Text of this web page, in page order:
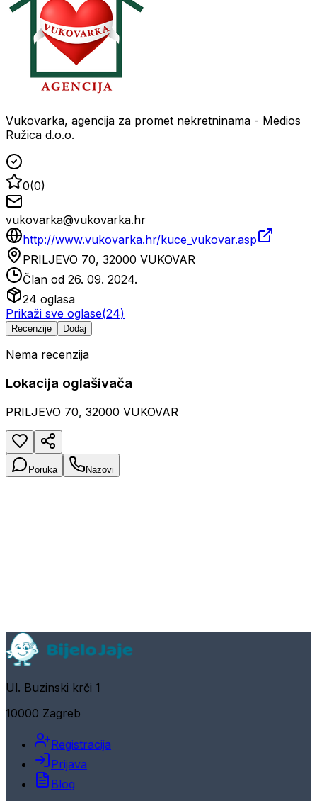
Vukovarka, agencija za promet nekretninama - Medios
Ružica d.o.o.
0(0)
vukovarka@vukovarka.hr
http://www.vukovarka.hr/kuce_vukovar.asp
PRILJEVO 70, 32000 VUKOVAR
Član od 26. 09. 2024.
24 oglasa
Prikaži sve oglase(24)
Recenzije Dodaj
Nema recenzija
Lokacija oglašivača
PRILJEVO 70, 32000 VUKOVAR
Poruka Nazovi
Ul. Buzinski krči 1
10000 Zagreb
Registracija
Prijava
Blog